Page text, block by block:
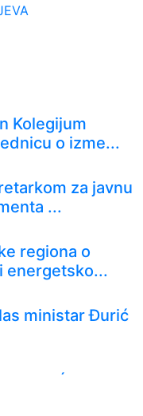
Kolegijum
o izme...
za javnu
...
regiona o
energetsko...
ministar Đurić
moguće
i sutra